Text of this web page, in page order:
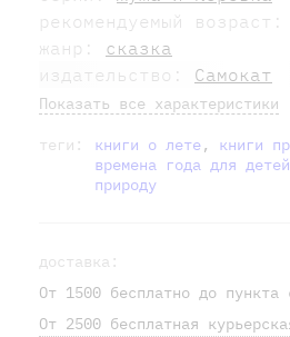
рекомендуемый возраст:
жанр: сказка
издательство: Самокат
Показать все характеристики
теги: книги о лете, книги
времена года для детей
природу
доставка:
От 1500 бесплатно до пункта
От 2500 бесплатная